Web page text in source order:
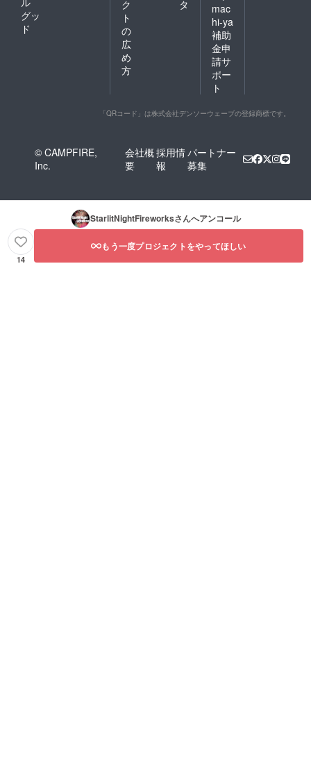
グッ
ド
ク
ト
の
広
め
方
タ
mac
hi-ya
補助
金申
請サ
ポー
ト
「QRコード」は株式会社デンソーウェーブの登録商標です。
© CAMPFIRE,
Inc.
会社概
要
採用情
報
パートナー
募集
StarlitNightFireworksさんへアンコール
14
もう一度プロジェクトをやってほしい